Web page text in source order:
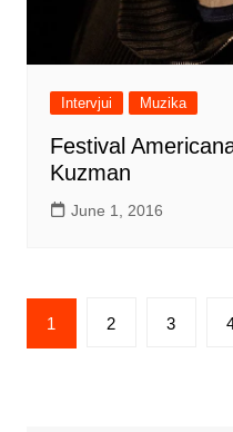
Intervjui Muzika
Festival
Kuzman
June 1, 2016
Posts
pagination
1 2 3